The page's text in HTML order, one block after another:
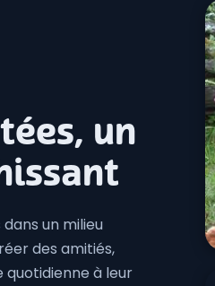
un
un milieu
des amitiés,
à leur